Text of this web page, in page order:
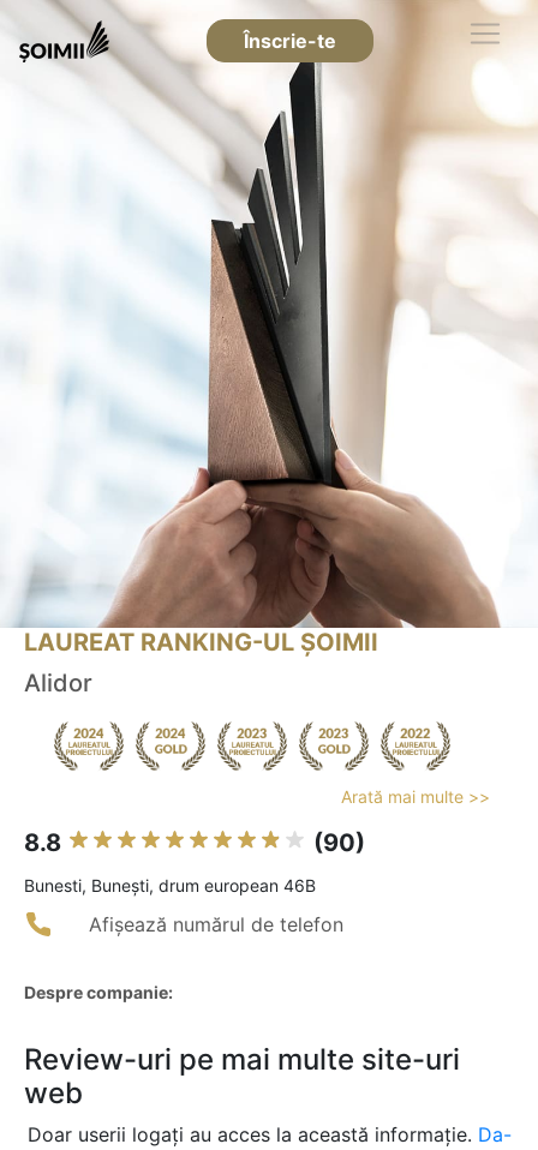
Înscrie-te
LAUREAT RANKING-UL ȘOIMII
Alidor
Arată mai multe >>
8.8 (90)
Bunesti, Bunești, drum european 46B
Afișează numărul de telefon
Despre companie:
Review-uri pe mai multe site-uri
web
Doar userii logați au acces la această informație. Da-